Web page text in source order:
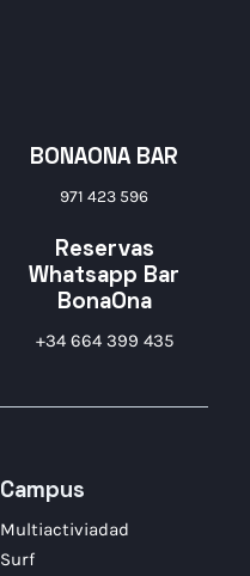
BONAONA BAR
971 423 596
Reservas
Whatsapp Bar
BonaOna
+34 664 399 435
Campus
Multiactiviadad
Surf